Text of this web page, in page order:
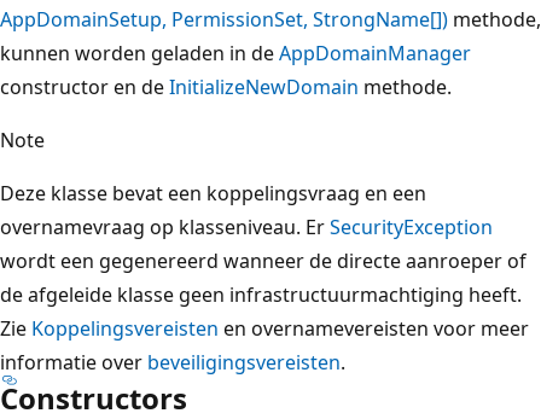
AppDomainSetup, PermissionSet, StrongName[]) methode,
kunnen worden geladen in deAppDomainManager
constructor en deInitializeNewDomain methode.
Note
Deze klasse bevat een koppelingsvraag en een
overnamevraag op klasseniveau. ErSecurityException
wordt een gegenereerd wanneer de directe aanroeper of
de afgeleide klasse geen infrastructuurmachtiging heeft.
Zie Koppelingsvereisten en overnamevereisten voor meer
informatie over beveiligingsvereisten.
Constructors